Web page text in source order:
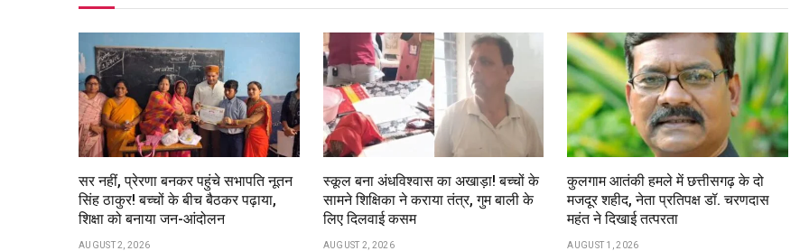
सर नहीं, प्रेरणा बनकर पहुंचे सभापति नूतन
सिंह ठाकुर! बच्चों के बीच बैठकर पढ़ाया,
शिक्षा को बनाया जन-आंदोलन
AUGUST 2, 2026
स्कूल बना अंधविश्वास का अखाड़ा! बच्चों के
सामने शिक्षिका ने कराया तंत्र, गुम बाली के
लिए दिलवाई कसम
AUGUST 2, 2026
कुलगाम आतंकी हमले में छत्तीसगढ़ के दो
मजदूर शहीद, नेता प्रतिपक्ष डॉ. चरणदास
महंत ने दिखाई तत्परता
AUGUST 1, 2026